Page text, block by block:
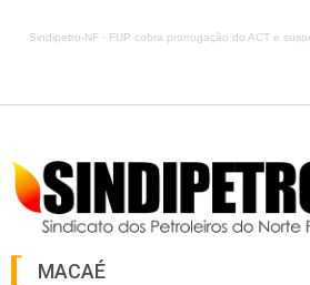
Sindipetro-NF · FUP cobra prorrogação do ACT e suspensão
MACAÉ